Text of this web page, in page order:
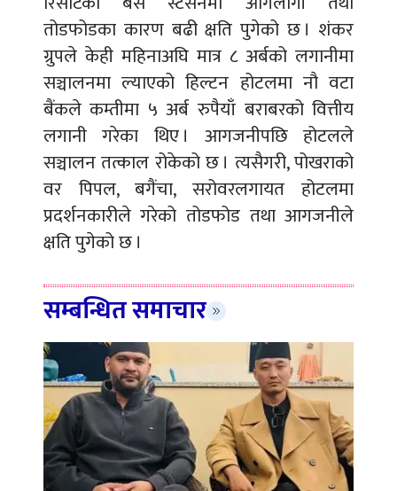
तोडफोडका कारण बढी क्षति पुगेको छ । शंकर
ग्रुपले केही महिनाअघि मात्र ८ अर्बको लगानीमा
सञ्चालनमा ल्याएको हिल्टन होटलमा नौ वटा
बैंकले कम्तीमा ५ अर्ब रुपैयाँ बराबरको वित्तीय
लगानी गरेका थिए । आगजनीपछि होटलले
सञ्चालन तत्काल रोकेको छ । त्यसैगरी, पोखराको
वर पिपल, बगैंचा, सरोवरलगायत होटलमा
प्रदर्शनकारीले गरेको तोडफोड तथा आगजनीले
क्षति पुगेको छ ।
सम्बन्धित समाचार